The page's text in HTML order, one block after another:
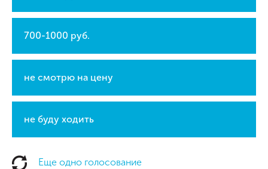
700-1000 руб.
не смотрю на цену
не буду ходить
Еще одно голосование